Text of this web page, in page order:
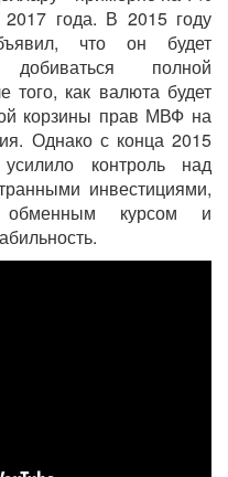
года. В 2015 году
что он будет
полной
того, как валюта будет
корзины прав МВФ на
Однако с конца 2015
контроль над
инвестициями,
обменным курсом и